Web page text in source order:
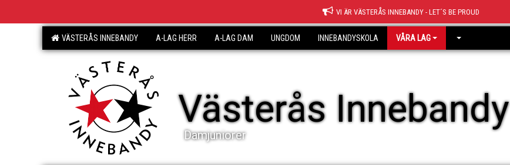
VI ÄR VÄSTERÅS INNEBANDY - LET´S BE PROUD
VÄSTERÅS INNEBANDY A-LAG HERR A-LAG DAM UNGDOM INNEBANDYSKOLA VÅRA LAG
Västerås Innebandy
Damjuniorer